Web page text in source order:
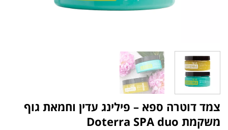
צמד דוטרה ספא – פילינג עדין וחמאת גוף
משקמת Doterra SPA duo